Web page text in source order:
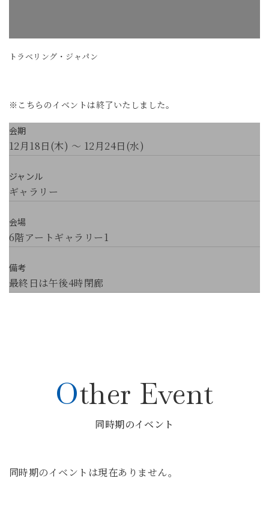
トラベリング・ジャパン
※こちらのイベントは終了いたしました。
会期
12月18日(木) ～ 12月24日(水)
ジャンル
ギャラリー
会場
6階アートギャラリー1
備考
最終日は午後4時閉廊
Other Event
同時期のイベント
同時期のイベントは現在ありません。